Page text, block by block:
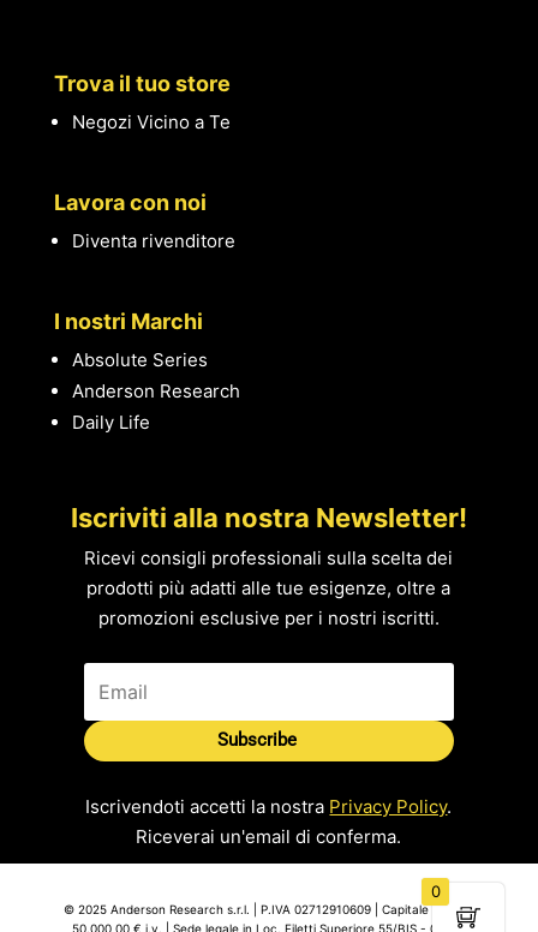
Trova il tuo store
Negozi Vicino a Te
Lavora con noi
Diventa rivenditore
I nostri Marchi
Absolute Series
Anderson Research
Daily Life
Iscriviti alla nostra Newsletter!
Ricevi consigli professionali sulla scelta dei
prodotti più adatti alle tue esigenze, oltre a
promozioni esclusive per i nostri iscritti.
Subscribe
Iscrivendoti accetti la nostra Privacy Policy.
Riceverai un'email di conferma.
© 2025 Anderson Research s.r.l. | P.IVA 02712910609 | Capitale Sociale
50.000,00 € i.v. | Sede legale in Loc. Filetti Superiore 55/BIS - 03031
0